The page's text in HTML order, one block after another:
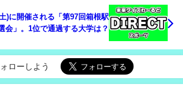
)に開催される「第97回箱根駅
会」。1位で通過する大学は？
ローしよう